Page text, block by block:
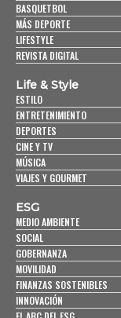
BASQUETBOL
MÁS DEPORTE
LIFESTYLE
REVISTA DIGITAL
Life & Style
ESTILO
ENTRETENIMIENTO
DEPORTES
CINE Y TV
MÚSICA
VIAJES Y GOURMET
ESG
MEDIO AMBIENTE
SOCIAL
GOBERNANZA
MOVILIDAD
FINANZAS SOSTENIBLES
INNOVACIÓN